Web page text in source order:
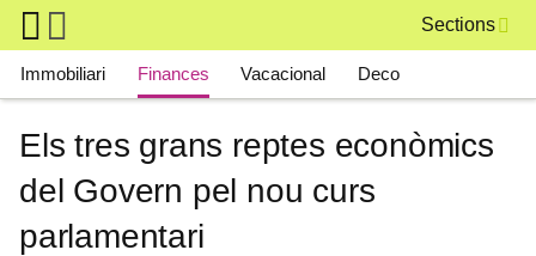
Skip to main content
Sections
Main navigation
Immobiliari Finances Vacacional Deco
Els tres grans reptes econòmics
del Govern pel nou curs
parlamentari